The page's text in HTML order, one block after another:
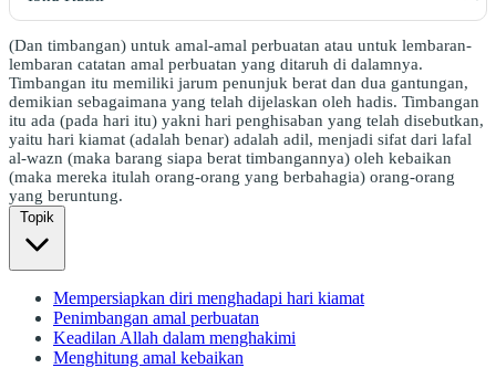
(Dan timbangan) untuk amal-amal perbuatan atau untuk lembaran-
lembaran catatan amal perbuatan yang ditaruh di dalamnya.
Timbangan itu memiliki jarum penunjuk berat dan dua gantungan,
demikian sebagaimana yang telah dijelaskan oleh hadis. Timbangan
itu ada (pada hari itu) yakni hari penghisaban yang telah disebutkan,
yaitu hari kiamat (adalah benar) adalah adil, menjadi sifat dari lafal
al-wazn (maka barang siapa berat timbangannya) oleh kebaikan
(maka mereka itulah orang-orang yang berbahagia) orang-orang
yang beruntung.
Topik
Mempersiapkan diri menghadapi hari kiamat
Penimbangan amal perbuatan
Keadilan Allah dalam menghakimi
Menghitung amal kebaikan